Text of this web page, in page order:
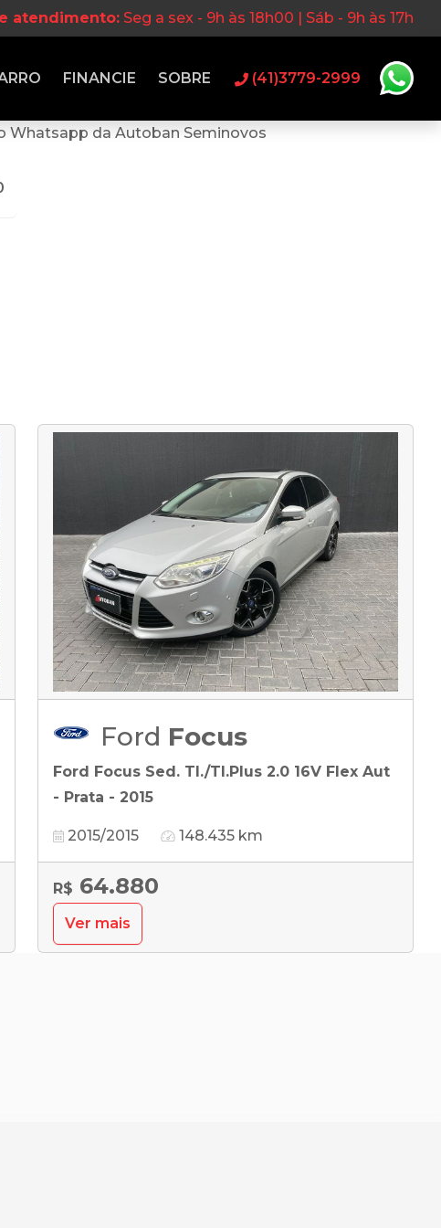
atendimento: Seg a sex - 9h às 18h00 | Sáb - 9h às 17h
FINANCIE SOBRE (41)3779-2999
Whatsapp da Autoban Seminovos
Ford Focus
Ford Focus Sed. TI./TI.Plus 2.0 16V Flex Aut
- Prata - 2015
2015/2015 148.435 km
R$ 64.880
Ver mais